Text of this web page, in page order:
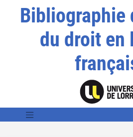
Bibliographie
du droit en